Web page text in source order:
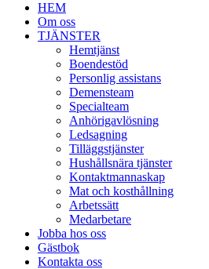
HEM
Om oss
TJÄNSTER
Hemtjänst
Boendestöd
Personlig assistans
Demensteam
Specialteam
Anhörigavlösning
Ledsagning
Tilläggstjänster
Hushållsnära tjänster
Kontaktmannaskap
Mat och kosthållning
Arbetssätt
Medarbetare
Jobba hos oss
Gästbok
Kontakta oss